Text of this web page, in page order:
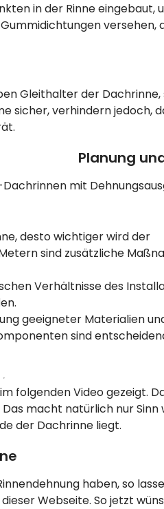
in der Rinne eingebaut,
versehen,
Gleithalter der Dachrinne,
sicher, verhindern jedoch,
Planung
mit
desto wichtiger wird der
sind zusätzliche
Verhältnisse des
geeigneter Materialien
sind
folgenden Video gezeigt.
macht natürlich nur Sinn
der Dachrinne liegt.
haben, so
Webseite. So jetzt